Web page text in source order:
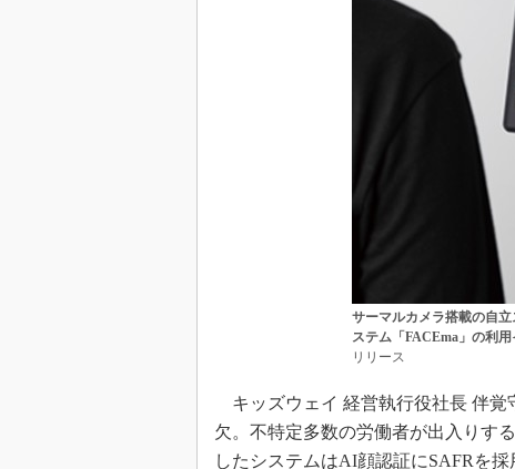
サーマルカメラ搭載の自
ステム「FACEma」の利
リリース
キッズウェイ 経営執行役社長 伴覚
欠。不特定多数の労働者が出入りす
したシステムはAI顔認証にSAFRを